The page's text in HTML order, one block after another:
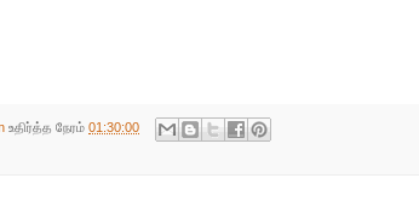
உதிர்த்த நேரம் 01:30:00